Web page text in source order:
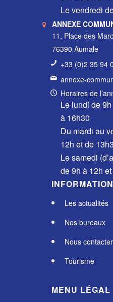
Le vendredi
ANNEXE
11, Place des
76390 Aumale
+33 (0)2 35 94
annexe-
Horaires de
Le lundi de
à 16h30
Du mardi au
12h et de
Le samedi
de 9h à 12h
Les actualités
Nos bureaux
Nous contacter
Tourisme
MENU LÉGAL